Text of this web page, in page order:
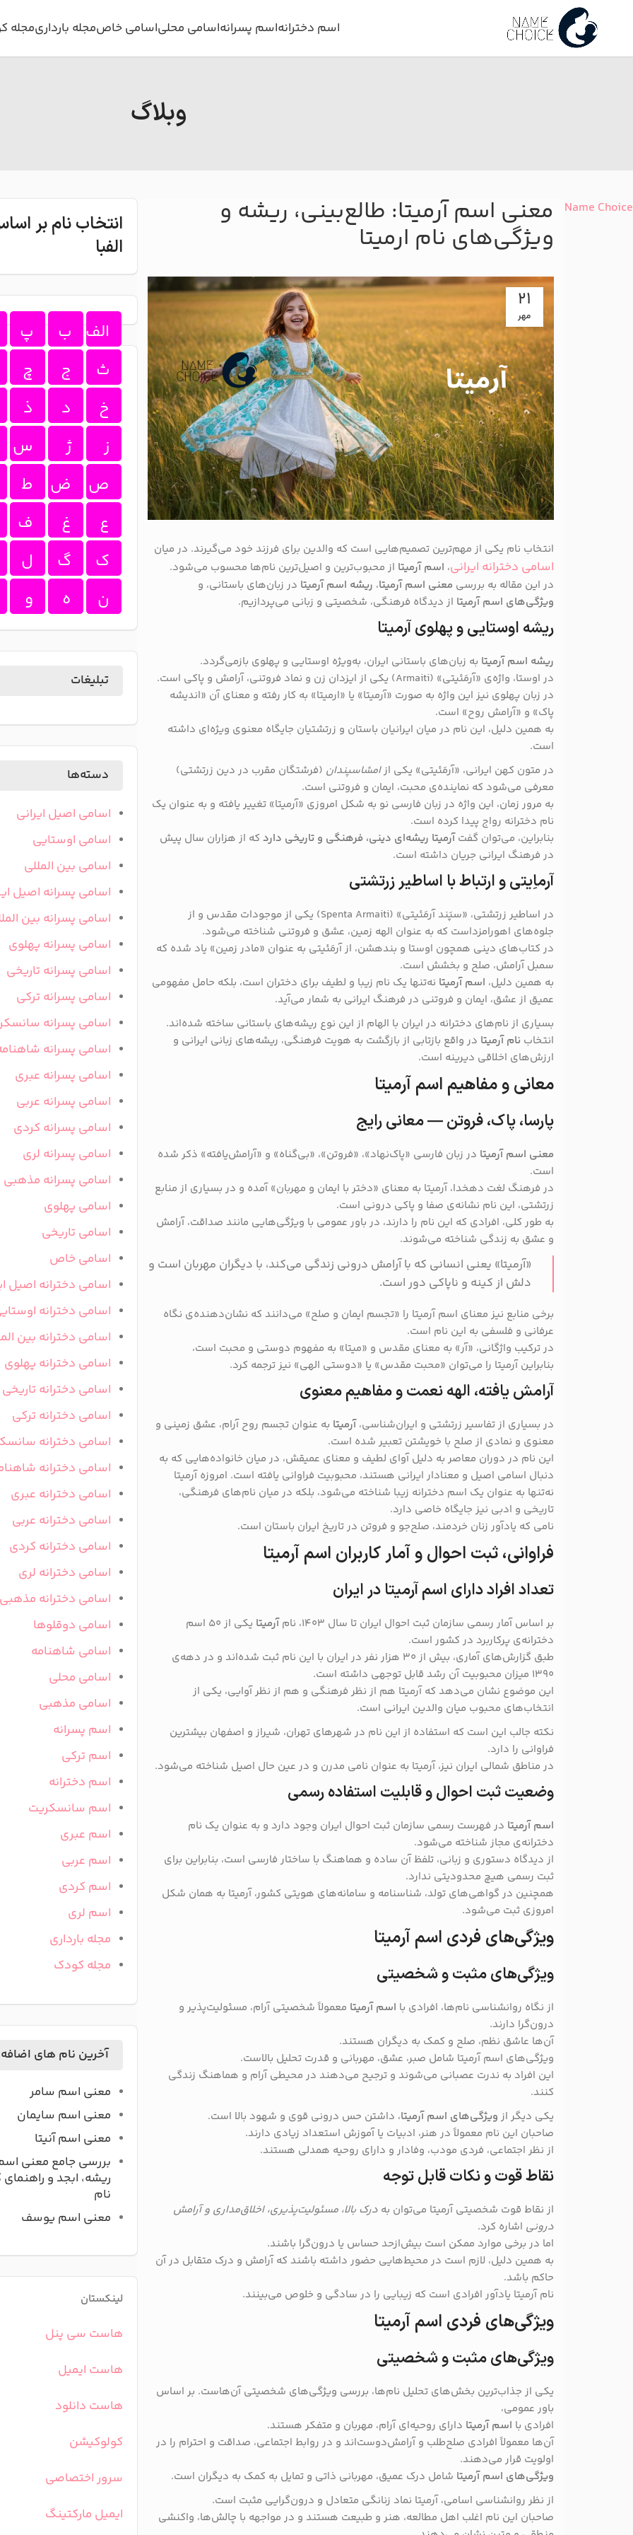
اسم دخترانهاسم پسرانهاسامی محلیاسامی خاصمجله بارداریمجله
وبلاگ
Name Choice معنی اسم آرمیتا: طالع‌بینی، ریشه و
ویژگی‌های نام ارمیتا
21
مهر
انتخاب نام یکی از مهم‌ترین تصمیم‌هایی است که والدین برای فرزند خود می‌گیرند. در میان
اسامی دخترانه ایرانی، اسم آرمیتا از محبوب‌ترین و اصیل‌ترین نام‌ها محسوب می‌شود.
در این مقاله به بررسی معنی اسم آرمیتا، ریشه اسم آرمیتا در زبان‌های باستانی، و
ویژگی‌های اسم آرمیتا از دیدگاه فرهنگی، شخصیتی و زبانی می‌پردازیم.
ریشه اوستایی و پهلوی آرمیتا
ریشه اسم آرمیتا به زبان‌های باستانی ایران، به‌ویژه اوستایی و پهلوی بازمی‌گردد.
در اوستا، واژه‌ی «آرمَئیتی» (Armaiti) یکی از ایزدان زن و نماد فروتنی، آرامش و پاکی است.
در زبان پهلوی نیز این واژه به صورت «آرمیتا» یا «ارمیتا» به کار رفته و معنای آن «اندیشه
پاک» و «آرامش روح» است.
به همین دلیل، این نام در میان ایرانیان باستان و زرتشتیان جایگاه معنوی ویژه‌ای داشته
است.
در متون کهن ایرانی، «آرمَئیتی» یکی ازامشاسپندان (فرشتگان مقرب در دین زرتشتی)
معرفی می‌شود که نماینده‌ی محبت، ایمان و فروتنی است.
به مرور زمان، این واژه در زبان فارسی نو به شکل امروزی «آرمیتا» تغییر یافته و به عنوان یک
نام دخترانه رواج پیدا کرده است.
بنابراین، می‌توان گفتآرمیتا ریشه‌ای دینی، فرهنگی و تاریخی دارد که از هزاران سال پیش
در فرهنگ ایرانی جریان داشته است.
آرماِیتی و ارتباط با اساطیر زرتشتی
در اساطیر زرتشتی، «سپَند آرمَئیتی» (Spenta Armaiti) یکی از موجودات مقدس و از
جلوه‌های اهورامزداست که به عنوان الهه زمین، عشق و فروتنی شناخته می‌شود.
در کتاب‌های دینی همچون اوستا و بندهشن، از آرمَئیتی به عنوان «مادر زمین» یاد شده که
سمبل آرامش، صلح و بخشش است.
به همین دلیل، اسم آرمیتا نه‌تنها یک نام زیبا و لطیف برای دختران است، بلکه حامل مفهومی
عمیق از عشق، ایمان و فروتنی در فرهنگ ایرانی به شمار می‌آید.
بسیاری از نام‌های دخترانه در ایران با الهام از این نوع ریشه‌های باستانی ساخته شده‌اند.
انتخاب نام آرمیتا در واقع بازتابی از بازگشت به هویت فرهنگی، ریشه‌های زبانی ایرانی و
ارزش‌های اخلاقی دیرینه است.
معانی و مفاهیم اسم آرمیتا
پارسا، پاک، فروتن — معانی رایج
معنی اسم آرمیتا در زبان فارسی «پاک‌نهاد»، «فروتن»، «بی‌گناه» و «آرامش‌یافته» ذکر شده
است.
در فرهنگ لغت دهخدا، آرمیتا به معنای «دختر با ایمان و مهربان» آمده و در بسیاری از منابع
زرتشتی، این نام نشانه‌ی صفا و پاکی درونی است.
به طور کلی، افرادی که این نام را دارند، در باور عمومی با ویژگی‌هایی مانند صداقت، آرامش
و عشق به زندگی شناخته می‌شوند.
«آرمیتا» یعنی انسانی که با آرامش درونی زندگی می‌کند، با دیگران مهربان است و
دلش از کینه و ناپاکی دور است.
برخی منابع نیز معنای اسم آرمیتا را «تجسم ایمان و صلح» می‌دانند که نشان‌دهنده‌ی نگاه
عرفانی و فلسفی به این نام است.
در ترکیب واژگانی، «آر» به معنای مقدس و «میتا» به مفهوم دوستی و محبت است،
بنابراین آرمیتا را می‌توان «محبت مقدس» یا «دوستی الهی» نیز ترجمه کرد.
آرامش یافته، الهه نعمت و مفاهیم معنوی
در بسیاری از تفاسیر زرتشتی و ایران‌شناسی،آرمیتا به عنوان تجسم روح آرام، عشق زمینی و
معنوی و نمادی از صلح با خویشتن تعبیر شده است.
این نام در دوران معاصر به دلیل آوای لطیف و معنای عمیقش، در میان خانواده‌هایی که به
دنبال اسامی اصیل و معنادار ایرانی هستند، محبوبیت فراوانی یافته است. امروزه آرمیتا
نه‌تنها به عنوان یک اسم دخترانه زیبا شناخته می‌شود، بلکه در میان نام‌های فرهنگی،
تاریخی و ادبی نیز جایگاه خاصی دارد.
نامی که یادآور زنان خردمند، صلح‌جو و فروتن در تاریخ ایران باستان است.
فراوانی، ثبت احوال و آمار کاربران اسم آرمیتا
تعداد افراد دارای اسم آرمیتا در ایران
بر اساس آمار رسمی سازمان ثبت احوال ایران تا سال ۱۴۰۳، نام آرمیتا
یکی از ۵۰ اسم
دخترانه‌ی پرکاربرد در کشور است.
طبق گزارش‌های آماری، بیش از ۳۰ هزار نفر در ایران با این نام ثبت شده‌اند و در دهه‌ی
۱۳۹۰ میزان محبوبیت آن رشد قابل توجهی داشته است.
این موضوع نشان می‌دهد که آرمیتا هم از نظر فرهنگی و هم از نظر آوایی، یکی از
انتخاب‌های محبوب میان والدین ایرانی است.
نکته جالب این است که استفاده از این نام در شهرهای تهران، شیراز و اصفهان بیشترین
فراوانی را دارد.
در مناطق شمالی ایران نیز، آرمیتا به عنوان نامی مدرن و در عین حال اصیل شناخته می‌شود.
وضعیت ثبت احوال و قابلیت استفاده رسمی
اسم آرمیتا در فهرست رسمی سازمان ثبت احوال ایران وجود دارد و به عنوان یک نام
دخترانه‌ی مجاز شناخته می‌شود.
از دیدگاه دستوری و زبانی، تلفظ آن ساده و هماهنگ با ساختار فارسی است، بنابراین برای
ثبت رسمی هیچ محدودیتی ندارد.
همچنین در گواهی‌های تولد، شناسنامه و سامانه‌های هویتی کشور، آرمیتا به همان شکل
امروزی ثبت می‌شود.
ویژگی‌های فردی اسم آرمیتا
ویژگی‌های مثبت و شخصیتی
از نگاه روانشناسی نام‌ها، افرادی با اسم آرمیتا معمولاً شخصیتی آرام، مسئولیت‌پذیر و
درون‌گرا دارند.
آن‌ها عاشق نظم، صلح و کمک به دیگران هستند.
ویژگی‌های اسم آرمیتا شامل صبر، عشق، مهربانی و قدرت تحلیل بالاست.
این افراد به ندرت عصبانی می‌شوند و ترجیح می‌دهند در محیطی آرام و هماهنگ زندگی
کنند.
یکی دیگر از ویژگی‌های اسم آرمیتا، داشتن حس درونی قوی و شهود بالا است.
صاحبان این نام معمولاً در هنر، ادبیات یا آموزش استعداد زیادی دارند.
از نظر اجتماعی، فردی مودب، وفادار و دارای روحیه همدلی هستند.
نقاط قوت و نکات قابل توجه
از نقاط قوت شخصیتی آرمیتا می‌توان به درک بالا، مسئولیت‌پذیری، اخلاق‌مداری و آرامش
درونی اشاره کرد.
اما در برخی موارد ممکن است بیش‌ازحد حساس یا درون‌گرا باشند.
به همین دلیل، لازم است در محیط‌هایی حضور داشته باشند که آرامش و درک متقابل در آن
حاکم باشد.
نام آرمیتا یادآور افرادی است که زیبایی را در سادگی و خلوص می‌بینند.
ویژگی‌های فردی اسم آرمیتا
ویژگی‌های مثبت و شخصیتی
یکی از جذاب‌ترین بخش‌های تحلیل نام‌ها، بررسی ویژگی‌های شخصیتی آن‌هاست. بر اساس
باور عمومی،
افرادی با اسم آرمیتا دارای روحیه‌ای آرام، مهربان و متفکر هستند.
آن‌ها معمولاً افرادی صلح‌طلب و آرامش‌دوست‌اند و در روابط اجتماعی، صداقت و احترام را در
اولویت قرار می‌دهند.
ویژگی‌های اسم آرمیتا شامل درک عمیق، مهربانی ذاتی و تمایل به کمک به دیگران است.
از نظر روانشناسی اسامی، آرمیتا نماد زنانگی متعادل و درون‌گرایی مثبت است.
صاحبان این نام اغلب اهل مطالعه، هنر و طبیعت هستند و در مواجهه با چالش‌ها، واکنشی
انتخاب نام بر
الفبا
الف ب
پ
ث
ج
چ
خ
د
ذ
ز
ژ
س
ص
ض
ط
ع
غ
ف
ک
گ
ل
ن
ه و
تبلیغات
دسته‌ها
اسامی اصیل ایرانی
اسامی اوستایی
اسامی بین المللی
اسامی پسرانه اصیل
اسامی پسرانه بین
اسامی پسرانه پهلوی
اسامی پسرانه تاریخی
اسامی پسرانه ترکی
اسامی پسرانه
اسامی پسرانه
اسامی پسرانه عبری
اسامی پسرانه عربی
اسامی پسرانه کردی
اسامی پسرانه لری
اسامی پسرانه مذهبی
اسامی پهلوی
اسامی تاریخی
اسامی خاص
اسامی دخترانه اصیل
اسامی دخترانه
اسامی دخترانه بین
اسامی دخترانه پهلوی
اسامی دخترانه تاریخی
اسامی دخترانه ترکی
اسامی دخترانه
اسامی دخترانه
اسامی دخترانه عبری
اسامی دخترانه عربی
اسامی دخترانه کردی
اسامی دخترانه لری
اسامی دخترانه مذهبی
اسامی دوقلوها
اسامی شاهنامه
اسامی محلی
اسامی مذهبی
اسم پسرانه
اسم ترکی
اسم دخترانه
اسم سانسکریت
اسم عبری
اسم عربی
اسم کردی
اسم لری
مجله بارداری
مجله کودک
آخرین نام های
معنی اسم سامر
معنی اسم سایمان
معنی اسم آنیتا
بررسی جامع معنی
ریشه، ابجد و
نام
معنی اسم یوسف
لینکستان
هاست سی پنل
هاست ایمیل
هاست دانلود
کولوکیشن
سرور اختصاصی
ایمیل مارکتینگ